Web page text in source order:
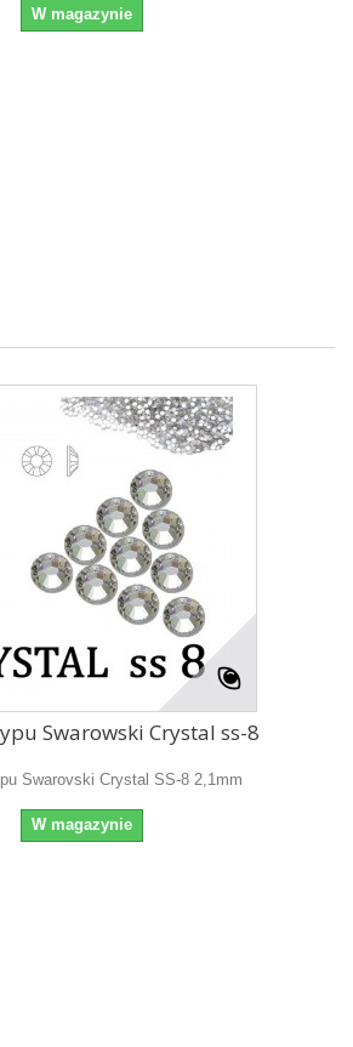
W magazynie
Swarowski Crystal ss-8
Swarovski Crystal SS-8 2,1mm
W magazynie